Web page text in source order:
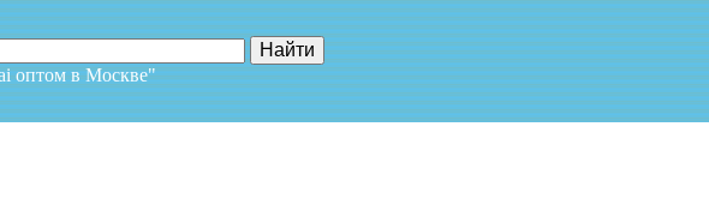
оптом в Москве"